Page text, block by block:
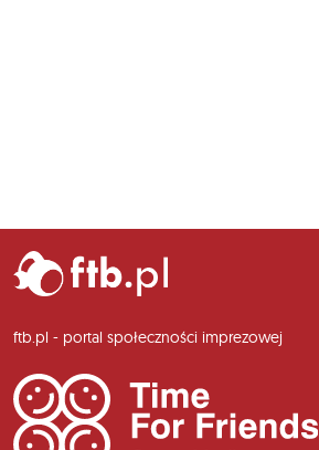
ftb.pl - portal społeczności imprezowej